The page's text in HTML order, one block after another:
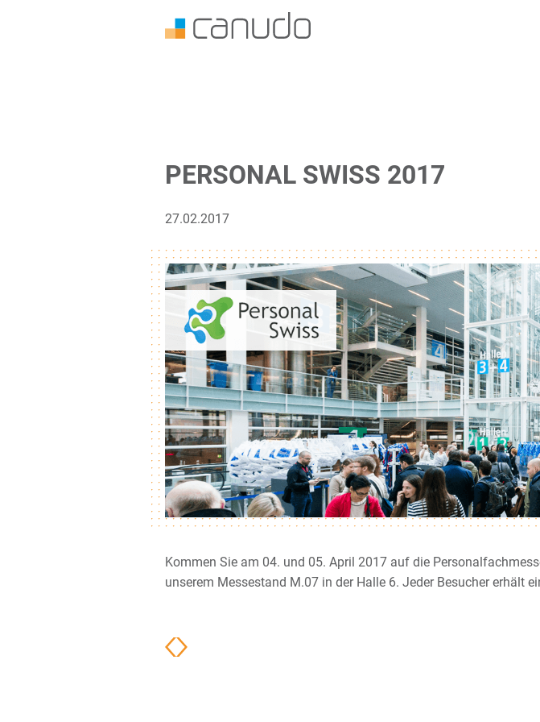
PERSONAL SWISS 2017
27.02.2017
Kommen Sie am 04. und 05. April 2017 auf die
unserem Messestand M.07 in der Halle 6. Jeder Besucher erhält